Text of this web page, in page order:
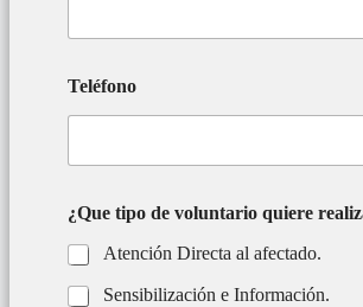
Teléfono
¿Que tipo de voluntario quiere
Atención Directa al afectado.
Sensibilización e Información.